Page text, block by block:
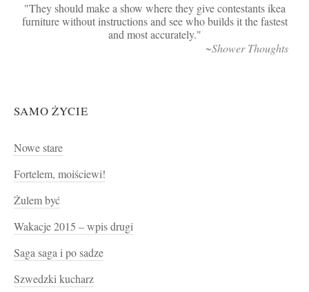
They should make a show where they give contestants ikea
furniture without instructions and see who builds it the fastest
and most accurately.
~Shower Thoughts
SAMO ŻYCIE
Nowe stare
Fortelem, moiściewi!
Żulem być
Wakacje 2015 – wpis drugi
Saga saga i po sadze
Szwedzki kucharz